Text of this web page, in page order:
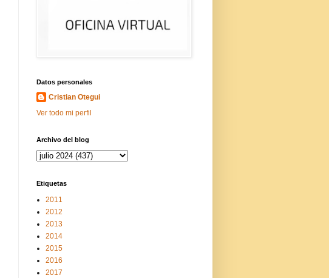
Datos personales
Cristian Otegui
Ver todo mi perfil
Archivo del blog
Etiquetas
2011
2012
2013
2014
2015
2016
2017